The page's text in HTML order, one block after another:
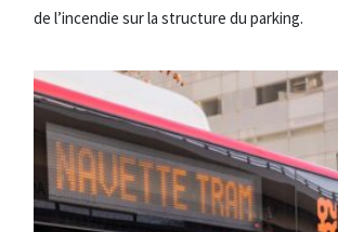
de l’incendie sur la structure du parking.